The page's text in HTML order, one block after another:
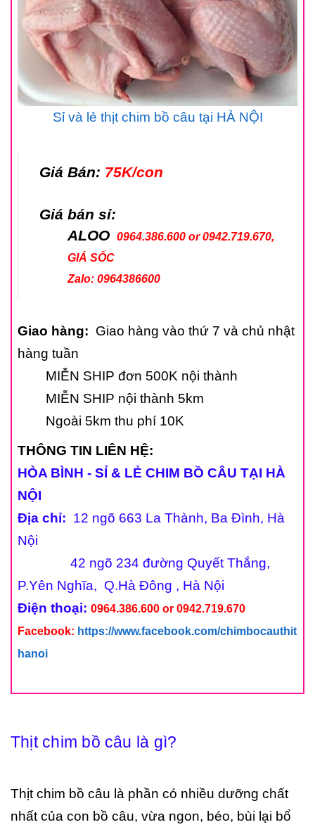
Sỉ và lẻ thịt chim bồ câu tại HÀ NỘI
Giá Bán: 75K/con
Giá bán sỉ:
ALOO 0964.386.600 or 0942.719.670,
GIÁ SỐC
Zalo: 0964386600
Giao hàng: Giao hàng vào thứ 7 và chủ nhật
hàng tuần
MIỄN SHIP đơn 500K nội thành
MIỄN SHIP nội thành 5km
Ngoài 5km thu phí 10K
THÔNG TIN LIÊN HỆ:
HÒA BÌNH - SỈ & LẺ CHIM BỒ CÂU TẠI HÀ
NỘI
Địa chỉ: 12 ngõ 663 La Thành, Ba Đình, Hà
Nội
42 ngõ 234 đường Quyết Thắng,
P.Yên Nghĩa, Q.Hà Đông , Hà Nội
Điện thoại: 0964.386.600 or 0942.719.670
Facebook: https://www.facebook.com/chimbocauthit
hanoi
Thịt chim bồ câu là gì?
Thịt chim bồ câu là phần có nhiều dưỡng chất
nhất của con bồ câu, vừa ngon, béo, bùi lại bổ